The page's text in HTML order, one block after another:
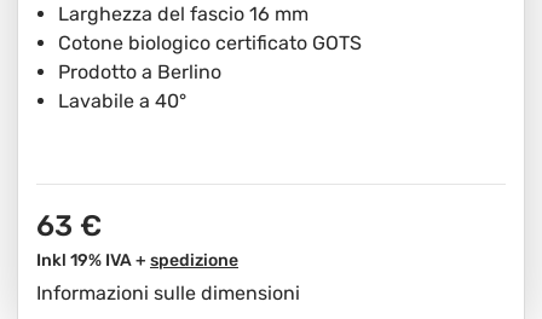
Larghezza del fascio 16 mm
Cotone biologico certificato GOTS
Prodotto a Berlino
Lavabile a 40°
63 €
Inkl 19% IVA + spedizione
Informazioni sulle dimensioni